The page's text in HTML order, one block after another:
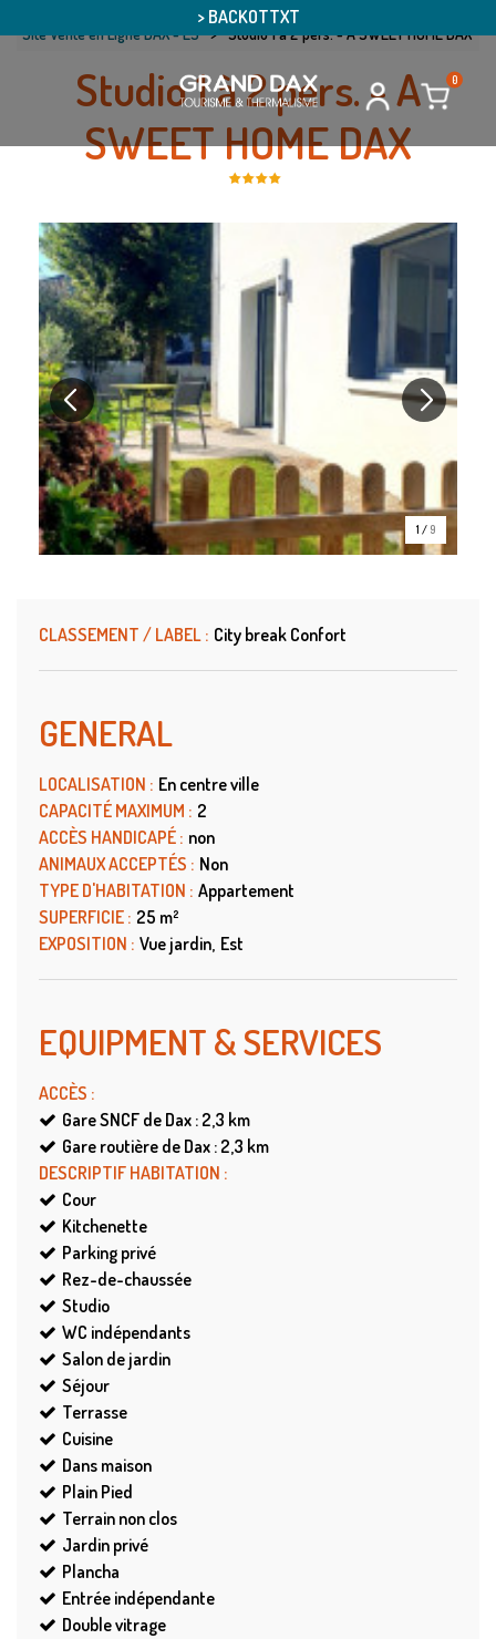
> BACKOTTXT
0
Site Vente en Ligne DAX - ES > Studio 1 à 2 pers. - A SWEET HOME DAX
Studio 1 à 2 pers. - A
SWEET HOME DAX
1 / 9
CLASSEMENT / LABEL : City break Confort
GENERAL
LOCALISATION : En centre ville
CAPACITÉ MAXIMUM : 2
ACCÈS HANDICAPÉ : non
ANIMAUX ACCEPTÉS : Non
TYPE D'HABITATION : Appartement
SUPERFICIE : 25 m²
EXPOSITION : Vue jardin Est
EQUIPMENT & SERVICES
ACCÈS :
Gare SNCF de Dax : 2,3 km
Gare routière de Dax : 2,3 km
DESCRIPTIF HABITATION :
Cour
Kitchenette
Parking privé
Rez-de-chaussée
Studio
WC indépendants
Salon de jardin
Séjour
Terrasse
Cuisine
Dans maison
Plain Pied
Terrain non clos
Jardin privé
Plancha
Entrée indépendante
Double vitrage